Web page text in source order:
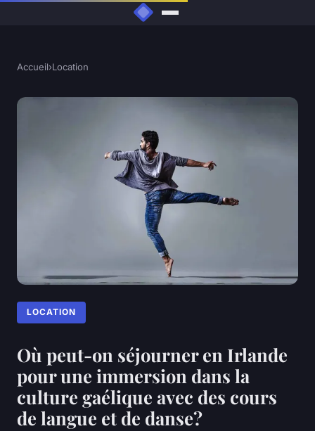
Accueil›Location
LOCATION
Où peut-on séjourner en Irlande
pour une immersion dans la
culture gaélique avec des cours
de langue et de danse?